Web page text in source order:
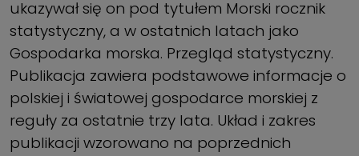
ukazywał się on pod tytułem Morski rocznik
statystyczny, a w ostatnich latach jako
Gospodarka morska. Przegląd statystyczny.
Publikacja zawiera podstawowe informacje o
polskiej i światowej gospodarce morskiej z
reguły za ostatnie trzy lata. Układ i zakres
publikacji wzorowano na poprzednich